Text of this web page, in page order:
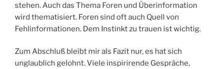
stehen. Auch das Thema Foren und Überinformation
wird thematisiert. Foren sind oft auch Quell von
Fehlinformationen. Dem Instinkt zu trauen ist wichtig.
Zum Abschluß bleibt mir als Fazit nur, es hat sich
unglaublich gelohnt. Viele inspirirende Gespräche,